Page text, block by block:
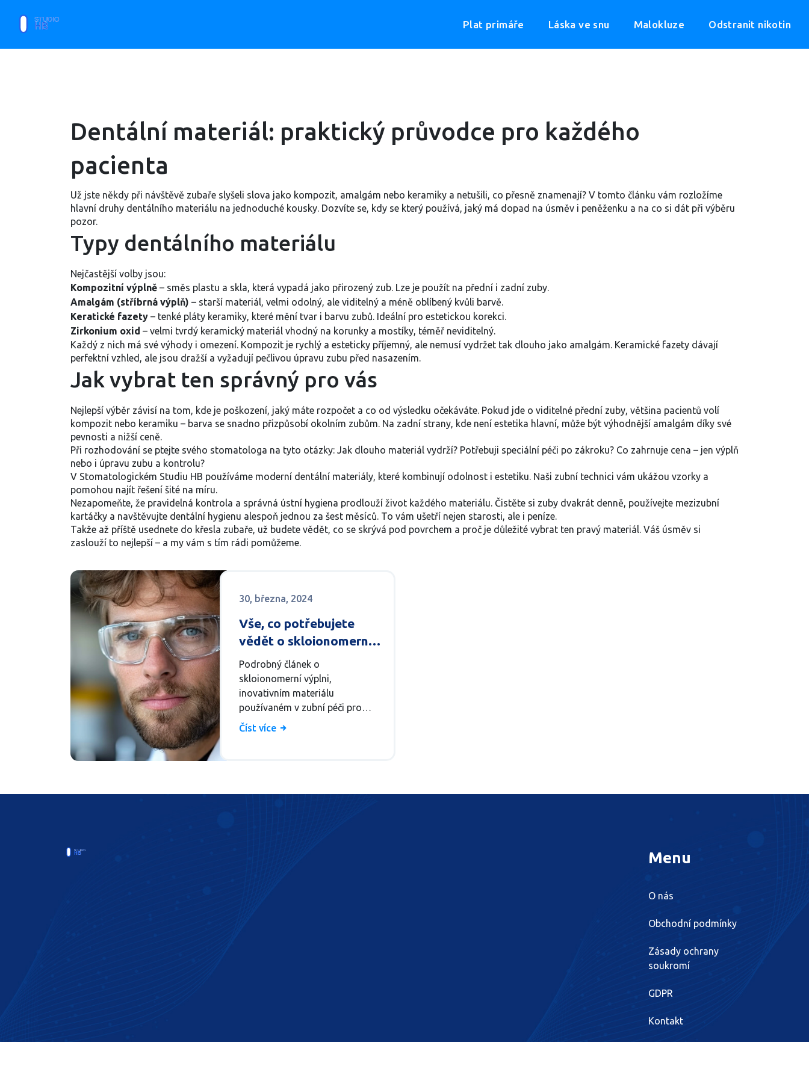
Plat primáře Láska ve snu Malokluze Odstranit nikotin
Dentální materiál: praktický průvodce pro každého
pacienta
Už jste někdy při návštěvě zubaře slyšeli slova jako kompozit, amalgám nebo keramiky a netušili, co přesně znamenají? V tomto článku vám rozložíme
hlavní druhy dentálního materiálu na jednoduché kousky. Dozvíte se, kdy se který používá, jaký má dopad na úsměv i peněženku a na co si dát při výběru
pozor.
Typy dentálního materiálu
Nejčastější volby jsou:
Kompozitní výplně – směs plastu a skla, která vypadá jako přirozený zub. Lze je použít na přední i zadní zuby.
Amalgám (stříbrná výplň) – starší materiál, velmi odolný, ale viditelný a méně oblíbený kvůli barvě.
Keratické fazety – tenké pláty keramiky, které mění tvar i barvu zubů. Ideální pro estetickou korekci.
Zirkonium oxid – velmi tvrdý keramický materiál vhodný na korunky a mostíky, téměř neviditelný.
Každý z nich má své výhody i omezení. Kompozit je rychlý a esteticky příjemný, ale nemusí vydržet tak dlouho jako amalgám. Keramické fazety dávají
perfektní vzhled, ale jsou dražší a vyžadují pečlivou úpravu zubu před nasazením.
Jak vybrat ten správný pro vás
Nejlepší výběr závisí na tom, kde je poškození, jaký máte rozpočet a co od výsledku očekáváte. Pokud jde o viditelné přední zuby, většina pacientů volí
kompozit nebo keramiku – barva se snadno přizpůsobí okolním zubům. Na zadní strany, kde není estetika hlavní, může být výhodnější amalgám díky své
pevnosti a nižší ceně.
Při rozhodování se ptejte svého stomatologa na tyto otázky: Jak dlouho materiál vydrží? Potřebuji speciální péči po zákroku? Co zahrnuje cena – jen výplň
nebo i úpravu zubu a kontrolu?
V Stomatologickém Studiu HB používáme moderní dentální materiály, které kombinují odolnost i estetiku. Naši zubní technici vám ukážou vzorky a
pomohou najít řešení šité na míru.
Nezapomeňte, že pravidelná kontrola a správná ústní hygiena prodlouží život každého materiálu. Čistěte si zuby dvakrát denně, používejte mezizubní
kartáčky a navštěvujte dentální hygienu alespoň jednou za šest měsíců. To vám ušetří nejen starosti, ale i peníze.
Takže až příště usednete do křesla zubaře, už budete vědět, co se skrývá pod povrchem a proč je důležité vybrat ten pravý materiál. Váš úsměv si
zaslouží to nejlepší – a my vám s tím rádi pomůžeme.
30, března, 2024
Vše, co potřebujete
vědět o skloionomerní
výplni: Klíč k pevnějším
a trvanlivějším zubům
Podrobný článek o
skloionomerní výplni,
inovativním materiálu
používaném v zubní péči pro
obnovu poškozených zubů.
Tento článek vám poskytne
Číst více
Menu
O nás
Obchodní podmínky
Zásady ochrany
soukromí
GDPR
Kontakt